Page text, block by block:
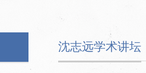
沈志远学术讲坛